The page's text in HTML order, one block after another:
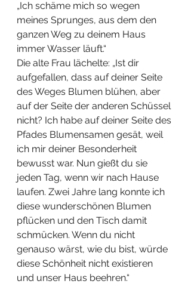
„Ich schäme mich so wegen
meines Sprunges, aus dem den
ganzen Weg zu deinem Haus
immer Wasser läuft.“
Die alte Frau lächelte: „Ist dir
aufgefallen, dass auf deiner Seite
des Weges Blumen blühen, aber
auf der Seite der anderen Schüssel
nicht? Ich habe auf deiner Seite des
Pfades Blumensamen gesät, weil
ich mir deiner Besonderheit
bewusst war. Nun gießt du sie
jeden Tag, wenn wir nach Hause
laufen. Zwei Jahre lang konnte ich
diese wunderschönen Blumen
pflücken und den Tisch damit
schmücken. Wenn du nicht
genauso wärst, wie du bist, würde
diese Schönheit nicht existieren
und unser Haus beehren.“